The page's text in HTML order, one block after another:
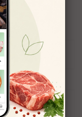
и претензии по
+7(4852) 700-110
отзыв.